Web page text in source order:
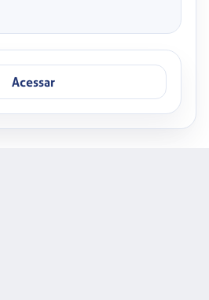
Acessar